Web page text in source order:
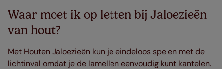
Waar moet ik op letten bij Jaloezieën
van hout?
Met Houten Jaloezieën kun je eindeloos spelen met de
lichtinval omdat je de lamellen eenvoudig kunt kantelen.